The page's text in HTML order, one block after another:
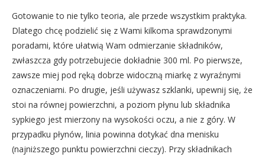
Gotowanie to nie tylko teoria, ale przede wszystkim praktyka.
Dlatego chcę podzielić się z Wami kilkoma sprawdzonymi
poradami, które ułatwią Wam odmierzanie składników,
zwłaszcza gdy potrzebujecie dokładnie 300 ml. Po pierwsze,
zawsze miej pod ręką dobrze widoczną miarkę z wyraźnymi
oznaczeniami. Po drugie, jeśli używasz szklanki, upewnij się, że
stoi na równej powierzchni, a poziom płynu lub składnika
sypkiego jest mierzony na wysokości oczu, a nie z góry. W
przypadku płynów, linia powinna dotykać dna menisku
(najniższego punktu powierzchni cieczy). Przy składnikach